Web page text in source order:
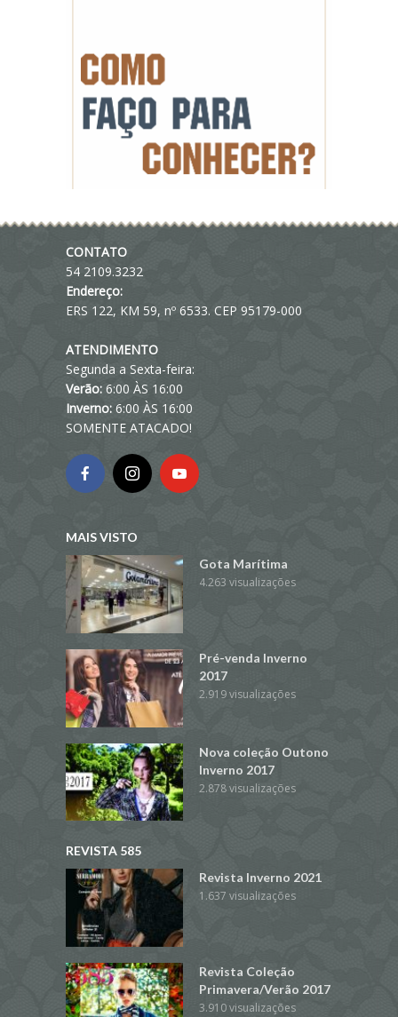
CONTATO
54 2109.3232
Endereço:
ERS 122, KM 59, nº 6533. CEP 95179-000
ATENDIMENTO
Segunda a Sexta-feira:
Verão: 6:00 ÀS 16:00
Inverno: 6:00 ÀS 16:00
SOMENTE ATACADO!
MAIS VISTO
Gota Marítima
4.263 visualizações
Pré-venda Inverno
2017
2.919 visualizações
Nova coleção Outono
Inverno 2017
2.878 visualizações
REVISTA 585
Revista Inverno 2021
1.637 visualizações
Revista Coleção
Primavera/Verão 2017
3.910 visualizações